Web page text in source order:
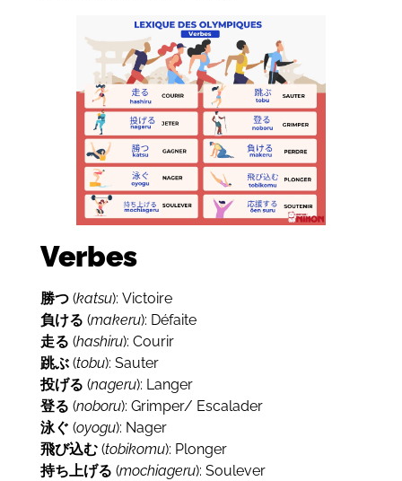
Verbes
勝つ(katsu): Victoire
負ける (makeru): Défaite
走る (hashiru): Courir
跳ぶ(tobu): Sauter
投げる (nageru): Langer
登る (noboru): Grimper/ Escalader
泳ぐ (oyogu): Nager
飛び込む(tobikomu): Plonger
持ち上げる (mochiageru): Soulever